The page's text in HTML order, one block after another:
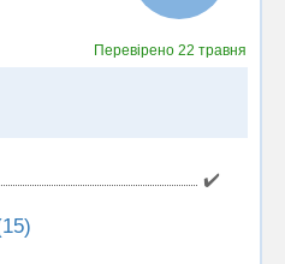
Перевірено22 травня
✔️